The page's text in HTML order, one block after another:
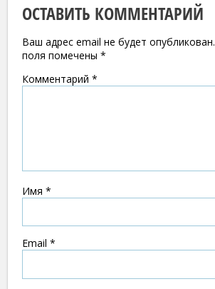
ОСТАВИТЬ КОММЕНТАРИЙ
Ваш адрес email не будет опубликован.
поля помечены *
Комментарий *
Имя *
Email *